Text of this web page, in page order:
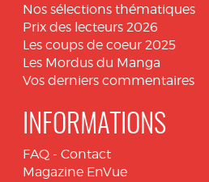
Nos sélections thématiques
Prix des lecteurs 2026
Les coups de coeur 2025
Les Mordus du Manga
Vos derniers commentaires
INFORMATIONS
FAQ - Contact
Magazine EnVue